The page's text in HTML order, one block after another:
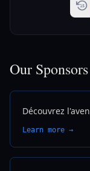
15
Our Sponsors
Découvrez
Learn more →